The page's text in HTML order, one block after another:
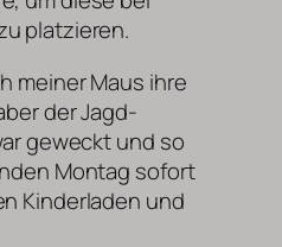
platzieren.
meiner Maus ihre
der Jagd-
geweckt und so
Montag sofort
Kinderladen und